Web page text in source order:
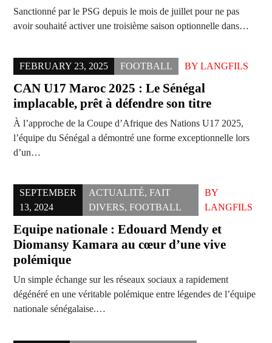
Sanctionné par le PSG depuis le mois de juillet pour ne pas
avoir souhaité activer une troisième saison optionnelle dans…
FEBRUARY 23, 2025 FOOTBALL BY LANGFILS
CAN U17 Maroc 2025 : Le Sénégal
implacable, prêt à défendre son titre
À l’approche de la Coupe d’Afrique des Nations U17 2025,
l’équipe du Sénégal a démontré une forme exceptionnelle lors
d’un…
SEPTEMBER
13, 2024
ACTUALITÉ, FAIT
DIVERS, FOOTBALL
BY
LANGFILS
Equipe nationale : Edouard Mendy et
Diomansy Kamara au cœur d’une vive
polémique
Un simple échange sur les réseaux sociaux a rapidement
dégénéré en une véritable polémique entre légendes de l’équipe
nationale sénégalaise.…